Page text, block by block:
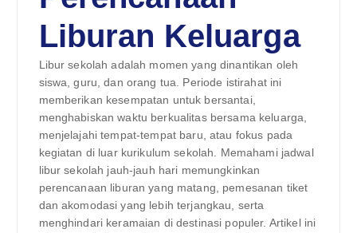
Liburan Keluarga
Libur sekolah adalah momen yang dinantikan oleh
siswa, guru, dan orang tua. Periode istirahat ini
memberikan kesempatan untuk bersantai,
menghabiskan waktu berkualitas bersama keluarga,
menjelajahi tempat-tempat baru, atau fokus pada
kegiatan di luar kurikulum sekolah. Memahami jadwal
libur sekolah jauh-jauh hari memungkinkan
perencanaan liburan yang matang, pemesanan tiket
dan akomodasi yang lebih terjangkau, serta
menghindari keramaian di destinasi populer. Artikel ini